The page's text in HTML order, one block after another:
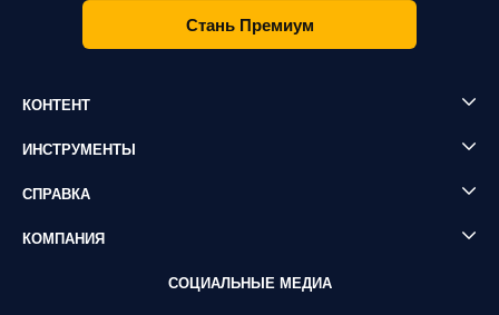
Стань Премиум
КОНТЕНТ
ИНСТРУМЕНТЫ
СПРАВКА
КОМПАНИЯ
СОЦИАЛЬНЫЕ МЕДИА